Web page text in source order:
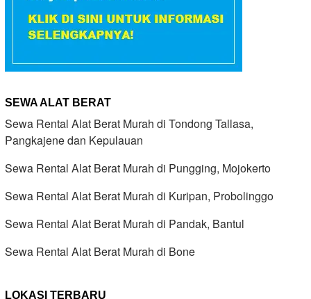
SEWA ALAT BERAT
Sewa Rental Alat Berat Murah di Tondong Tallasa,
Pangkajene dan Kepulauan
Sewa Rental Alat Berat Murah di Pungging, Mojokerto
Sewa Rental Alat Berat Murah di Kuripan, Probolinggo
Sewa Rental Alat Berat Murah di Pandak, Bantul
Sewa Rental Alat Berat Murah di Bone
LOKASI TERBARU